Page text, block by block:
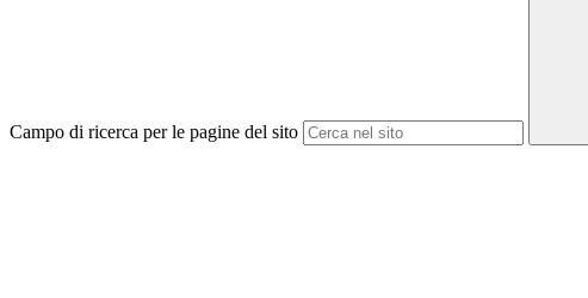
Campo di ricerca per le pagine del sito